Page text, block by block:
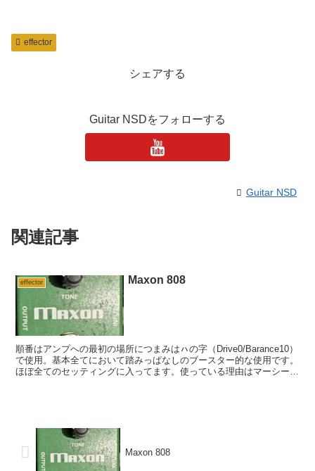
effector
シェアする
Guitar NSDをフォローする
Guitar NSD
関連記事
effector Maxon 808
順番はアンプへの最初の場所につまみはㇵの字（Drive0/Barance10）
で使用。基本全てにおいて踏みっぱなしのブースター的な使用です。
ほぼ全てのセッティングに入ってます。使っている理由はマーシーが
Maxon 808